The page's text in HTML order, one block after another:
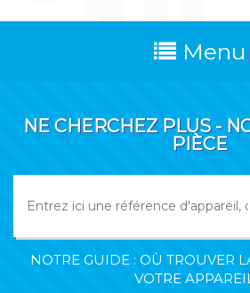
Menu
NE CHERCHEZ PLUS -
PIÈCE
NOTRE GUIDE : OÙ TROUVER
VOTRE